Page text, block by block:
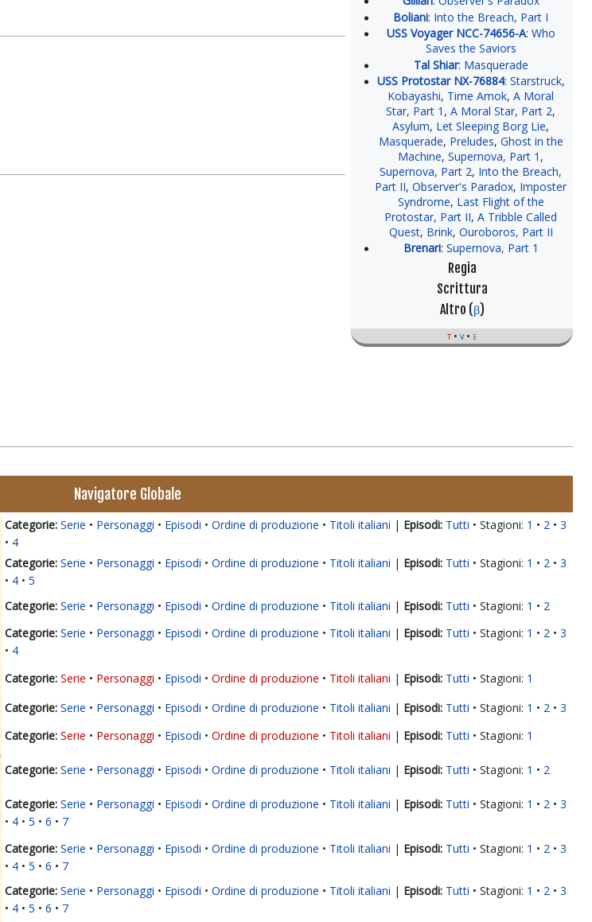
Boliani: Into the Breach, Part I
USS Voyager NCC-74656-A: Who
Saves the Saviors
Tal Shiar: Masquerade
USS Protostar NX-76884: Starstruck,
Kobayashi, Time Amok,A Moral
Star, Part 1 ,A Moral Star, Part 2,
Asylum, Let Sleeping Borg Lie,
Masquerade, Preludes, Ghost in the
Machine,Supernova, Part 1 ,
Supernova, Part 2, Into the Breach,
Part II,Observer's Paradox, Imposter
Syndrome, Last Flight of the
Protostar, Part II,A Tribble Called
Quest, Brink, Ouroboros, Part II
Brenari: Supernova, Part 1
Regia
Scrittura
Altro (β)
t v e
Navigatore Globale
Serie Personaggi Episodi Ordine di produzione Titoli italiani | Tutti Stagioni: 1 2
3
4
Serie Personaggi Episodi Ordine di produzione Titoli italiani | Tutti Stagioni: 1 2
3
4
5
Serie Personaggi Episodi Ordine di produzione Titoli italiani | Tutti Stagioni: 1
2
Serie Personaggi Episodi Ordine di produzione Titoli italiani | Tutti Stagioni: 1 2
3
4
Serie Personaggi Episodi Ordine di produzione Titoli italiani | Tutti Stagioni: 1
Serie Personaggi Episodi Ordine di produzione Titoli italiani | Tutti Stagioni: 1 2
3
Serie Personaggi Episodi Ordine di produzione Titoli italiani | Tutti Stagioni: 1
Serie Personaggi Episodi Ordine di produzione Titoli italiani | Tutti Stagioni: 1 2
Serie Personaggi Episodi Ordine di produzione Titoli italiani | Tutti Stagioni: 1 2
3
4
5 6
7
Serie Personaggi Episodi Ordine di produzione Titoli italiani | Tutti Stagioni: 1 2
3
4
5 6 7
Serie Personaggi Episodi Ordine di produzione Titoli italiani | Tutti Stagioni: 1 2
3
4
5 6
7